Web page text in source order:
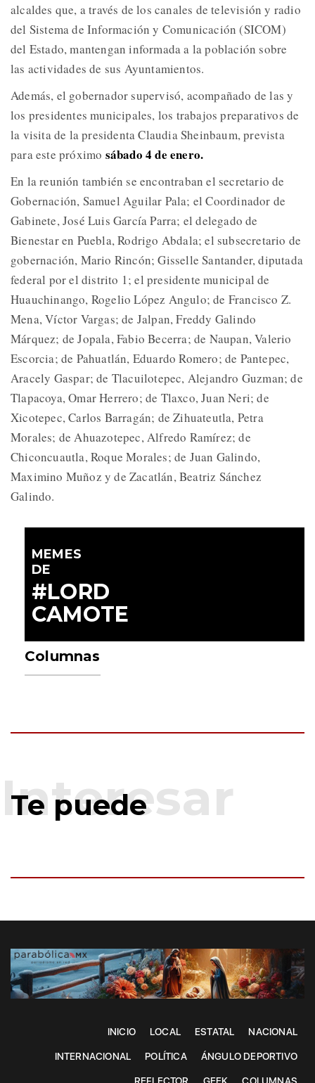
alcaldes que, a través de los canales de televisión y radio
del Sistema de Información y Comunicación (SICOM)
del Estado, mantengan informada a la población sobre
las actividades de sus Ayuntamientos.
Además, el gobernador supervisó, acompañado de las y
los presidentes municipales, los trabajos preparativos de
la visita de la presidenta Claudia Sheinbaum, prevista
para este próximo sábado 4 de enero.
En la reunión también se encontraban el secretario de
Gobernación, Samuel Aguilar Pala; el Coordinador de
Gabinete, José Luis García Parra; el delegado de
Bienestar en Puebla, Rodrigo Abdala; el subsecretario de
gobernación, Mario Rincón; Gisselle Santander, diputada
federal por el distrito 1; el presidente municipal de
Huauchinango, Rogelio López Angulo; de Francisco Z.
Mena, Víctor Vargas; de Jalpan, Freddy Galindo
Márquez; de Jopala, Fabio Becerra; de Naupan, Valerio
Escorcia; de Pahuatlán, Eduardo Romero; de Pantepec,
Aracely Gaspar; de Tlacuilotepec, Alejandro Guzman; de
Tlapacoya, Omar Herrero; de Tlaxco, Juan Neri; de
Xicotepec, Carlos Barragán; de Zihuateutla, Petra
Morales; de Ahuazotepec, Alfredo Ramírez; de
Chiconcuautla, Roque Morales; de Juan Galindo,
Maximino Muñoz y de Zacatlán, Beatriz Sánchez
Galindo.
MEMES
DE
#LORD
CAMOTE
Columnas
Te puede
INICIO LOCAL ESTATAL NACIONAL
INTERNACIONAL POLÍTICA ÁNGULO DEPORTIVO